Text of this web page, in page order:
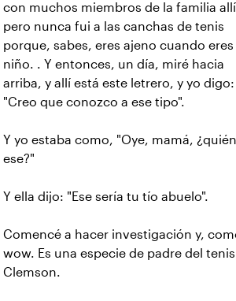
con muchos miembros de la familia
pero nunca fui a las canchas de tenis
porque, sabes, eres ajeno cuando eres
niño. . Y entonces, un día, miré hacia
arriba, y allí está este letrero, y yo digo:
"Creo que conozco a ese tipo".
Y yo estaba como, "Oye, mamá,
ese?"
Y ella dijo: "Ese sería tu tío abuelo".
Comencé a hacer investigación y,
wow. Es una especie de padre del
Clemson.